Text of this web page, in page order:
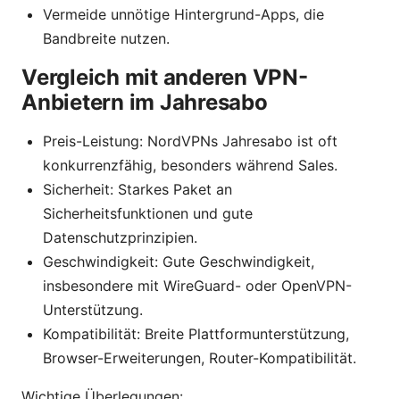
Vermeide unnötige Hintergrund-Apps, die
Bandbreite nutzen.
Vergleich mit anderen VPN-
Anbietern im Jahresabo
Preis-Leistung: NordVPNs Jahresabo ist oft
konkurrenzfähig, besonders während Sales.
Sicherheit: Starkes Paket an
Sicherheitsfunktionen und gute
Datenschutzprinzipien.
Geschwindigkeit: Gute Geschwindigkeit,
insbesondere mit WireGuard- oder OpenVPN-
Unterstützung.
Kompatibilität: Breite Plattformunterstützung,
Browser-Erweiterungen, Router-Kompatibilität.